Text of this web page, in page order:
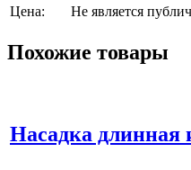
Цена:
Не является
Похожие товары
Насадка длинная